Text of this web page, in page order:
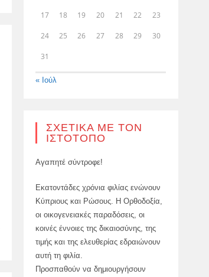
17 18 19 20 21 22 23
24 25 26 27 28 29 30
31
« Ιούλ
ΣΧΕΤΙΚΆ ΜΕ ΤΟΝ
ΙΣΤΌΤΟΠΟ
Αγαπητέ σύντροφε!
Εκατοντάδες χρόνια φιλίας ενώνουν
Κύπριους και Ρώσους. Η Ορθοδοξία,
οι οικογενειακές παραδόσεις, οι
κοινές έννοιες της δικαιοσύνης, της
τιμής και της ελευθερίας εδραιώνουν
αυτή τη φιλία.
Προσπαθούν να δημιουργήσουν